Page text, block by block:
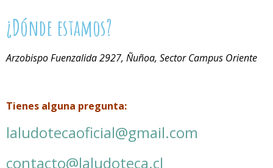
¿Dónde estamos?
Arzobispo Fuenzalida 2927, Ñuñoa, Sector Campus Oriente
Tienes alguna pregunta:
laludotecaoficial@gmail.com
contacto@laludoteca.cl